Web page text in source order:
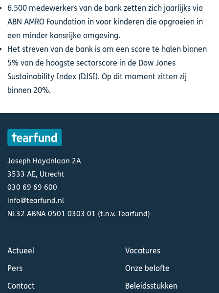
6.500 medewerkers van de bank zetten zich jaarlijks via
ABN AMRO Foundation in voor kinderen die opgroeien in
een minder kansrijke omgeving.
Het streven van de bank is om een score te halen binnen
5% van de hoogste sectorscore in de Dow Jones
Sustainability Index (DJSI). Op dit moment zitten zij
binnen 20%.
Joseph Haydnlaan 2A
3533 AE, Utrecht
030 69 69 600
info@tearfund.nl
NL32 ABNA 0501 0303 01 (t.n.v. Tearfund)
Actueel
Pers
Contact
Vacatures
Onze belofte
Beleidsstukken